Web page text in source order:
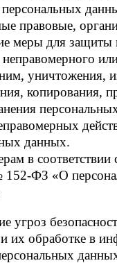
персональных
правовые,
меры для защиты
уничтожения,
копирования,
данных.
в
152-ФЗ «О
угроз
их обработке в